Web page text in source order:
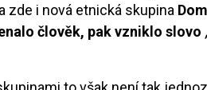
zde i nová etnická skupina
člověk, pak vzniklo slovo